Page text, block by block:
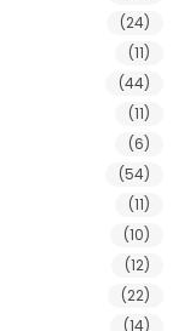
(24)
(11)
(44)
(11)
(6)
(54)
(11)
(10)
(12)
(22)
(14)